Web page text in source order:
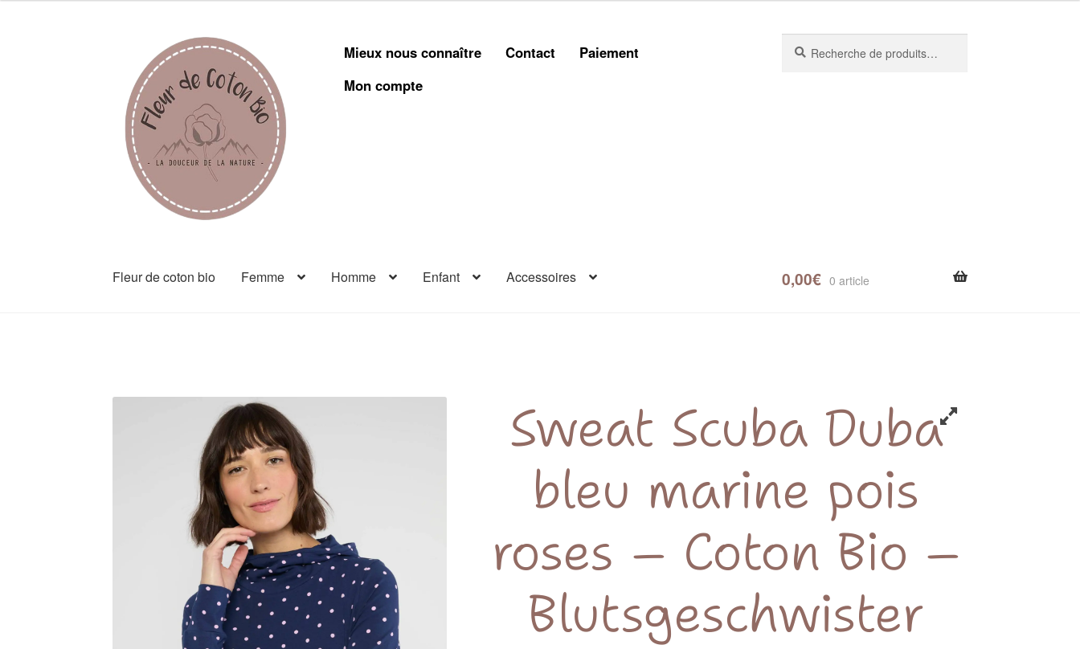
Mieux nous connaître Contact
Paiement
Mon compte
Fleur de coton bio Femme Homme Enfant Accessoires 0,00€ 0 article
Sweat Scuba Duba
bleu marine pois
roses – Coton Bio –
Blutsgeschwister